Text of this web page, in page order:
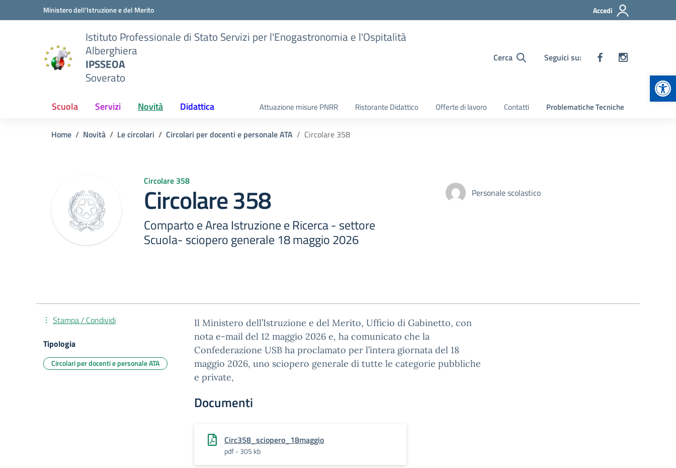
Vai ai contenuti
Vai al menu di navigazioneMinistero dell'Istruzione e del Merito Accedi
Istituto Professionale di Stato Servizi per l'Enogastronomia e l'Ospitalità
Alberghiera
IPSSEOA
Soverato
Cerca Seguici su:
Scuola Servizi Novità Didattica Attuazione misure PNRR Ristorante Didattico Offerte di lavoro Contatti Problematiche Tecniche
Home Novità Le circolari Circolari per docenti e personale ATA Circolare 358
Circolare 358
Circolare 358
Comparto e Area Istruzione e Ricerca - settore
Scuola- sciopero generale 18 maggio 2026
Personale scolastico
Il Ministero dell’Istruzione e del Merito, Ufficio di Gabinetto, con
nota e-mail del 12 maggio 2026 e, ha comunicato che la
Confederazione USB ha proclamato per l’intera giornata del 18
maggio 2026, uno sciopero generale di tutte le categorie pubbliche
e private,
Documenti
Circ358_sciopero_18maggio
pdf - 305 kb
Stampa / Condividi
Tipologia
Circolari per docenti e personale ATA